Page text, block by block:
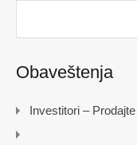
Obaveštenja
Investitori –